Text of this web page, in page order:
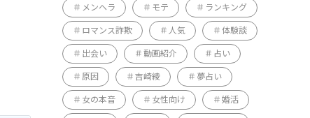
メンヘラ モテ ランキング
ロマンス詐欺 人気 体験談
出会い 動画紹介 占い
原因 吉崎綾 夢占い
女の本音 女性向け 婚活